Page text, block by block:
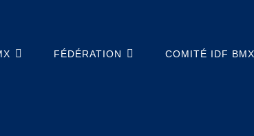
FÉDÉRATION COMITÉ IDF BMX